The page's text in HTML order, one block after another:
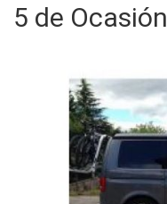
5 de Ocasión